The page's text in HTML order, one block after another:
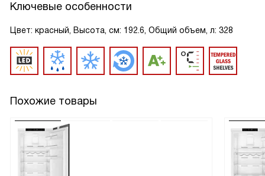
Ключевые особенности
Цвет: красный, Высота, см: 192.6, Общий объем, л: 328
Похожие товары